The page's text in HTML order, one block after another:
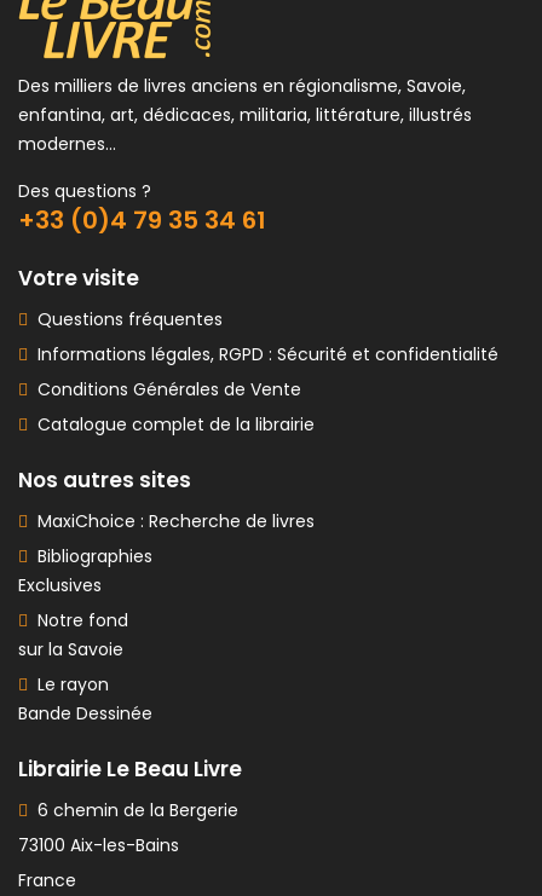
Des milliers de livres anciens en régionalisme, Savoie,
enfantina, art, dédicaces, militaria, littérature, illustrés
modernes...
Des questions ?
+33 (0)4 79 35 34 61
Votre visite
Questions fréquentes
Informations légales, RGPD : Sécurité et confidentialité
Conditions Générales de Vente
Catalogue complet de la librairie
Nos autres sites
MaxiChoice : Recherche de livres
Bibliographies
Exclusives
Notre fond
sur la Savoie
Le rayon
Bande Dessinée
Librairie Le Beau Livre
6 chemin de la Bergerie
73100 Aix-les-Bains
France